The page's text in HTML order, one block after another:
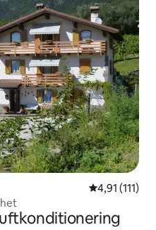
4,91 av 5 i
4,91 (111)